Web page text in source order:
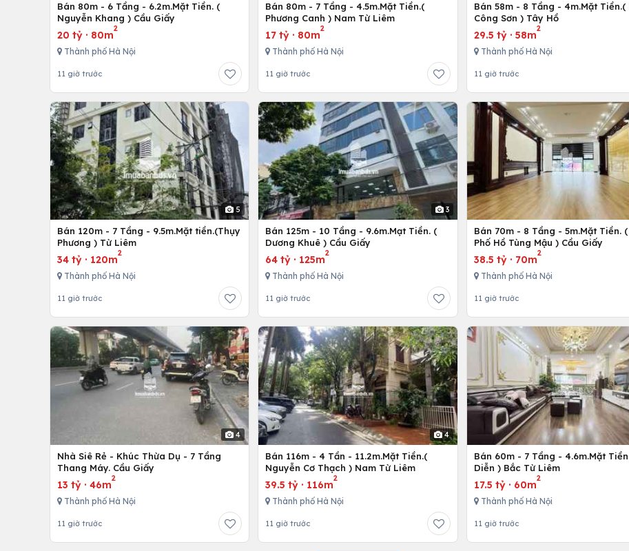
Bán 80m - 6 Tầng - 6.2m.Mặt Tiền. (
Nguyễn Khang ) Cầu Giấy
20 tỷ · 80m
2
Thành phố Hà Nội
11 giờ trước
Bán 80m - 7 Tầng - 4.5m.Mặt Tiền.(
Phương Canh ) Nam Từ Liêm
17 tỷ · 80m
2
Thành phố Hà Nội
11 giờ trước
Bán 58m - 8 Tầng - 4m.Mặt Tiền.(
Công Sơn ) Tây Hồ
29.5 tỷ· 58m
2
Thành phố Hà Nội
11 giờ trước
5
Bán 120m - 7 Tầng - 9.5m.Mặt tiền.(Thụy
Phương ) Từ Liêm
34 tỷ · 120m
2
Thành phố Hà Nội
11 giờ trước
3
Bán 125m - 10 Tầng - 9.6m.Mạt Tiền. (
Dương Khuê ) Cầu Giấy
64 tỷ · 125m
2
Thành phố Hà Nội
11 giờ trước
Bán 70m - 8 Tầng - 5m.Mặt Tiền.
Phố Hồ Tùng Mậu ) Cầu Giấy
38.5 tỷ· 70m
2
Thành phố Hà Nội
11 giờ trước
4
Nhà Siê Rẻ - Khúc Thừa Dụ - 7 Tầng
Thang Máy. Cầu Giấy
13 tỷ · 46m
2
Thành phố Hà Nội
11 giờ trước
4
Bán 116m - 4 Tần - 11.2m.Mặt Tiền.(
Nguyễn Cơ Thạch ) Nam Từ Liêm
39.5 tỷ · 116m
2
Thành phố Hà Nội
11 giờ trước
Bán 60m - 7 Tầng - 4.6m.Mặt
Diễn ) Bắc Từ Liêm
17.5 tỷ· 60m
2
Thành phố Hà Nội
11 giờ trước